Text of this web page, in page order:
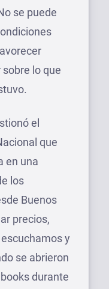
se puede
lo que
el
que
en una
los
Buenos
precios,
y
se abrieron
durante